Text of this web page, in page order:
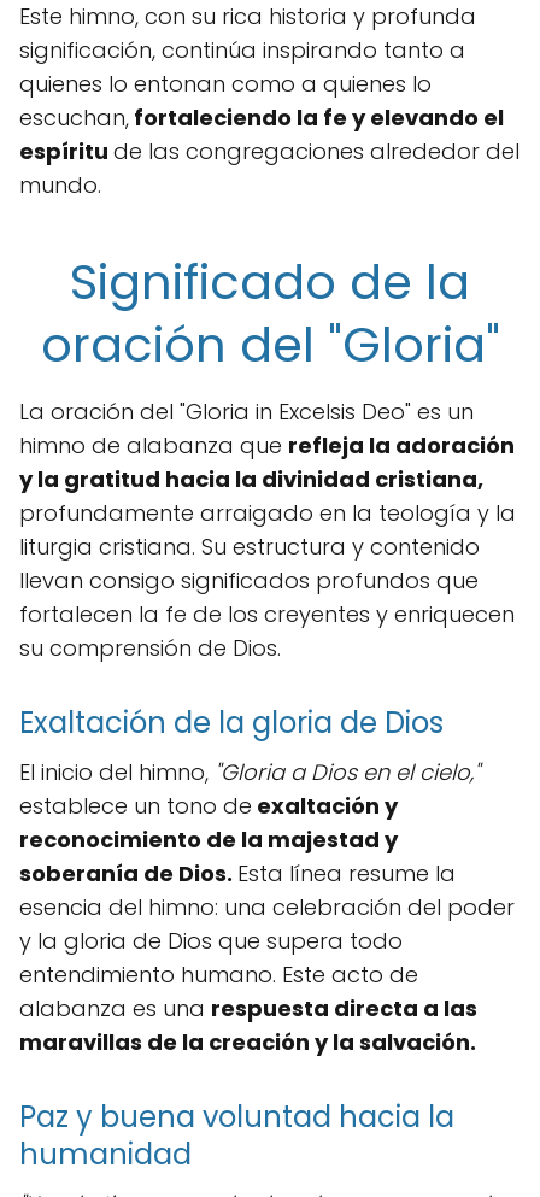
Este himno, con su rica historia y profunda
significación, continúa inspirando tanto a
quienes lo entonan como a quienes lo
escuchan, fortaleciendo la fe y elevando el
espíritu de las congregaciones alrededor del
mundo.
Significado de la
oración del "Gloria"
La oración del "Gloria in Excelsis Deo" es un
himno de alabanza que refleja la adoración
y la gratitud hacia la divinidad cristiana,
profundamente arraigado en la teología y la
liturgia cristiana. Su estructura y contenido
llevan consigo significados profundos que
fortalecen la fe de los creyentes y enriquecen
su comprensión de Dios.
Exaltación de la gloria de Dios
El inicio del himno, "Gloria a Dios en el cielo,"
establece un tono de exaltación y
reconocimiento de la majestad y
soberanía de Dios. Esta línea resume la
esencia del himno: una celebración del poder
y la gloria de Dios que supera todo
entendimiento humano. Este acto de
alabanza es una respuesta directa a las
maravillas de la creación y la salvación.
Paz y buena voluntad hacia la
humanidad